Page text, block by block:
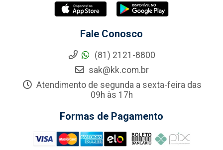
Fale Conosco
(81) 2121-8800
sak@kk.com.br
Atendimento de segunda a sexta-feira das
09h às 17h
Formas de Pagamento